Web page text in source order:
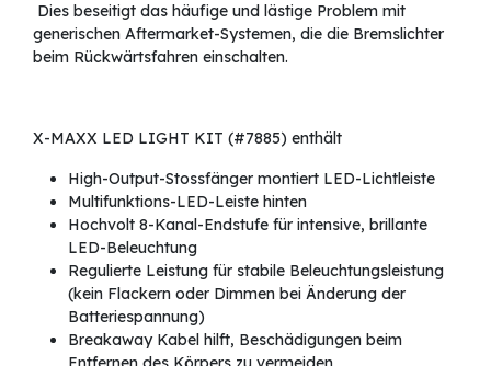
Dies beseitigt das häufige und lästige Problem mit
generischen Aftermarket-Systemen, die die Bremslichter
beim Rückwärtsfahren einschalten.
X-MAXX LED LIGHT KIT (#7885) enthält
High-Output-Stossfänger montiert LED-Lichtleiste
Multifunktions-LED-Leiste hinten
Hochvolt 8-Kanal-Endstufe für intensive, brillante
LED-Beleuchtung
Regulierte Leistung für stabile Beleuchtungsleistung
(kein Flackern oder Dimmen bei Änderung der
Batteriespannung)
Breakaway Kabel hilft, Beschädigungen beim